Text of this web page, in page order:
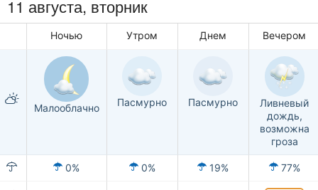
11 августа, вторник
Ночью Утром Днем Вечером
Малооблачно Пасмурно Пасмурно
Ливневый
дождь,
возможна
гроза
0% 0% 19% 77%